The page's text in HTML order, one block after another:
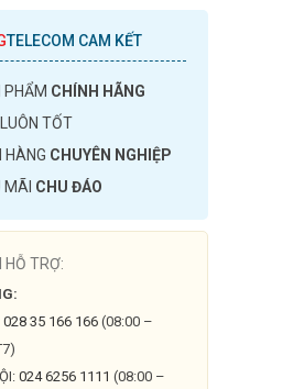
TELECOM CAM KẾT
PHẨM CHÍNH HÃNG
LUÔN TỐT
HÀNG CHUYÊN NGHIỆP
MÃI CHU ĐÁO
TRỢ:
028 35 166 166 (08:00 –
024 6256 1111 (08:00 –